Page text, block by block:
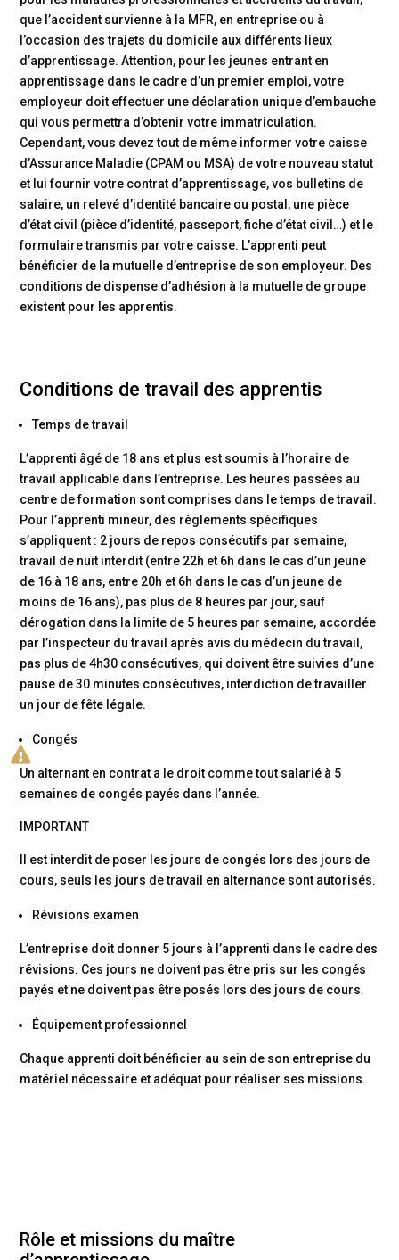
que l’accident survienne à la MFR, en entreprise ou à
l’occasion des trajets du domicile aux différents lieux
d’apprentissage. Attention, pour les jeunes entrant en
apprentissage dans le cadre d’un premier emploi, votre
employeur doit effectuer une déclaration unique d’embauche
qui vous permettra d’obtenir votre immatriculation.
Cependant, vous devez tout de même informer votre caisse
d’Assurance Maladie (CPAM ou MSA) de votre nouveau statut
et lui fournir votre contrat d’apprentissage, vos bulletins de
salaire, un relevé d’identité bancaire ou postal, une pièce
d’état civil (pièce d’identité, passeport, fiche d’état civil…) et le
formulaire transmis par votre caisse. L’apprenti peut
bénéficier de la mutuelle d’entreprise de son employeur. Des
conditions de dispense d’adhésion à la mutuelle de groupe
existent pour les apprentis.
Conditions de travail des apprentis
Temps de travail
L’apprenti âgé de 18 ans et plus est soumis à l’horaire de
travail applicable dans l’entreprise. Les heures passées au
centre de formation sont comprises dans le temps de travail.
Pour l’apprenti mineur, des règlements spécifiques
s’appliquent : 2 jours de repos consécutifs par semaine,
travail de nuit interdit (entre 22h et 6h dans le cas d’un jeune
de 16 à 18 ans, entre 20h et 6h dans le cas d’un jeune de
moins de 16 ans), pas plus de 8 heures par jour, sauf
dérogation dans la limite de 5 heures par semaine, accordée
par l’inspecteur du travail après avis du médecin du travail,
pas plus de 4h30 consécutives, qui doivent être suivies d’une
pause de 30 minutes consécutives, interdiction de travailler
un jour de fête légale.
Congés
Un alternant en contrat a le droit comme tout salarié à 5
semaines de congés payés dans l’année.
IMPORTANT
Il est interdit de poser les jours de congés lors des jours de
cours, seuls les jours de travail en alternance sont autorisés.
Révisions examen
L’entreprise doit donner 5 jours à l’apprenti dans le cadre des
révisions. Ces jours ne doivent pas être pris sur les congés
payés et ne doivent pas être posés lors des jours de cours.
Équipement professionnel
Chaque apprenti doit bénéficier au sein de son entreprise du
matériel nécessaire et adéquat pour réaliser ses missions.

Rôle et missions du maître